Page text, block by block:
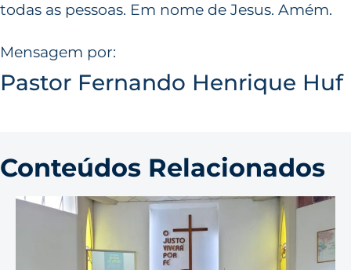
todas as pessoas. Em nome de Jesus. Amém.
Mensagem por:
Pastor Fernando Henrique Huf
Conteúdos Relacionados